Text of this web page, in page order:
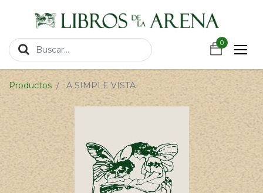
0
0
Productos A SIMPLE VISTA